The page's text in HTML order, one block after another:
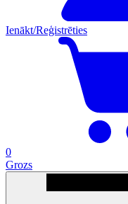
Ienākt/Reģistrēties
0
Grozs